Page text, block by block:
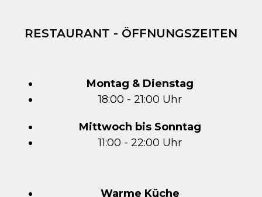
RESTAURANT - ÖFFNUNGSZEITEN
Montag & Dienstag
18:00 - 21:00 Uhr
Mittwoch bis Sonntag
11:00 - 22:00 Uhr
Warme Küche